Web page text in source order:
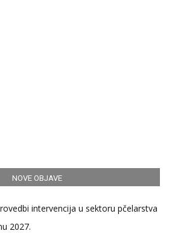
NOVE OBJAVE
intervencija u sektoru pčelarstva
2027.